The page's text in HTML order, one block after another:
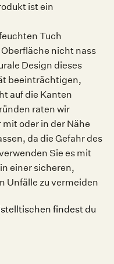
ist ein
Tuch
nicht nass
Design dieses
beeinträchtigen,
auf die Kanten
raten wir
oder in der Nähe
da die Gefahr des
Sie es mit
einer sicheren,
Unfälle zu vermeiden
findest du